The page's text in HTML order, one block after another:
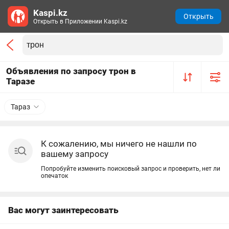
Объявления по запросу трон в
Таразе
Тараз
К сожалению, мы ничего не нашли по
вашему запросу
Попробуйте изменить поисковый запрос и проверить, нет ли
опечаток
Вас могут заинтересовать
Kaspi.kz
Открыть в Приложении Kaspi.kz
Открыть